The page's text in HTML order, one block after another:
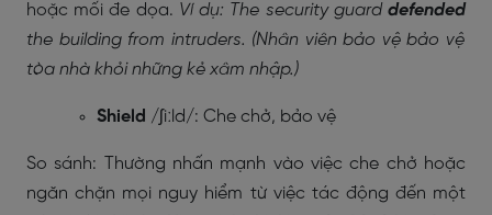
hoặc mối đe dọa. Ví dụ: The security guarddefended
the building from intruders. (Nhân viên bảo vệ bảo vệ
tòa nhà khỏi những kẻ xâm nhập.)
Shield /ʃiːld/: Che chở, bảo vệ
So sánh: Thường nhấn mạnh vào việc che chở hoặc
ngăn chặn mọi nguy hiểm từ việc tác động đến một